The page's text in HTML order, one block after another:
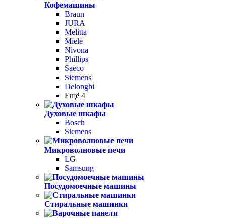
Кофемашины
Braun
JURA
Melitta
Miele
Nivona
Phillips
Saeco
Siemens
Delonghi
Ещё 4
Духовые шкафы
Bosch
Siemens
Микроволновые печи
LG
Samsung
Посудомоечные машины
Стиральные машинки